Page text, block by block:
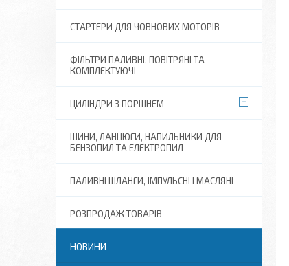
СТАРТЕРИ ДЛЯ ЧОВНОВИХ МОТОРІВ
ФІЛЬТРИ ПАЛИВНІ, ПОВІТРЯНІ ТА
КОМПЛЕКТУЮЧІ
ЦИЛІНДРИ З ПОРШНЕМ
ШИНИ, ЛАНЦЮГИ, НАПИЛЬНИКИ ДЛЯ
БЕНЗОПИЛ ТА ЕЛЕКТРОПИЛ
ПАЛИВНІ ШЛАНГИ, ІМПУЛЬСНІ І МАСЛЯНІ
РОЗПРОДАЖ ТОВАРІВ
НОВИНИ